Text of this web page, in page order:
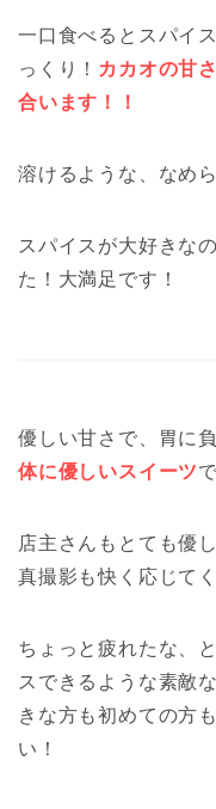
一口食べるとスパイ
っくり！ カカオの甘
合います！！
溶けるような、なめ
スパイスが大好きな
た！大満足です！
優しい甘さで、胃に
体に優しいスイーツ
店主さんもとても優
真撮影も快く応じて
ちょっと疲れたな、
スできるような素敵
きな方も初めての方
い！